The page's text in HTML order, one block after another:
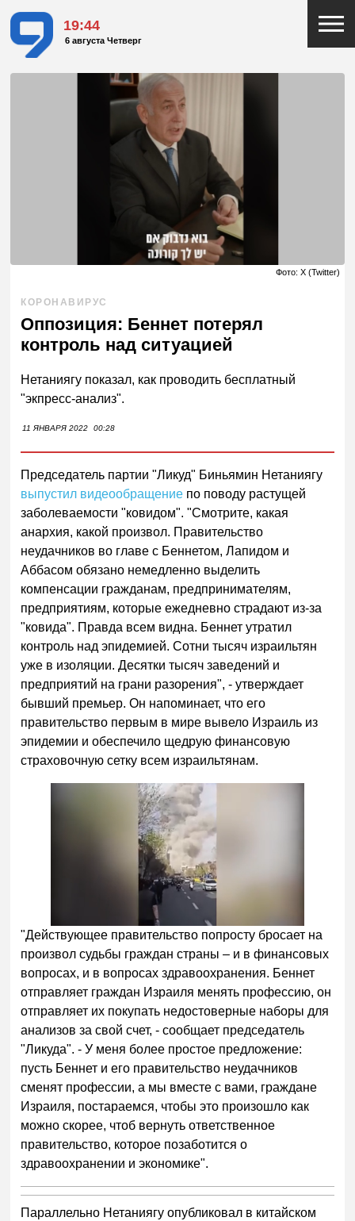
19:44
6 августа Четверг
Фото: X (Twitter)
КОРОНАВИРУС
Оппозиция: Беннет потерял
контроль над ситуацией
Нетаниягу показал, как проводить бесплатный
"экпресс-анализ".
11 ЯНВАРЯ 2022 00:28
Председатель партии "Ликуд" Биньямин Нетаниягу
выпустил видеообращение по поводу растущей
заболеваемости "ковидом". "Смотрите, какая
анархия, какой произвол. Правительство
неудачников во главе с Беннетом, Лапидом и
Аббасом обязано немедленно выделить
компенсации гражданам, предпринимателям,
предприятиям, которые ежедневно страдают из-за
"ковида". Правда всем видна. Беннет утратил
контроль над эпидемией. Сотни тысяч израильтян
уже в изоляции. Десятки тысяч заведений и
предприятий на грани разорения", - утверждает
бывший премьер. Он напоминает, что его
правительство первым в мире вывело Израиль из
эпидемии и обеспечило щедрую финансовую
страховочную сетку всем израильтянам.
"Действующее правительство попросту бросает на
произвол судьбы граждан страны – и в финансовых
вопросах, и в вопросах здравоохранения. Беннет
отправляет граждан Израиля менять профессию, он
отправляет их покупать недостоверные наборы для
анализов за свой счет, - сообщает председатель
"Ликуда". - У меня более простое предложение:
пусть Беннет и его правительство неудачников
сменят профессии, а мы вместе с вами, граждане
Израиля, постараемся, чтобы это произошло как
можно скорее, чтоб вернуть ответственное
правительство, которое позаботится о
здравоохранении и экономике".
Параллельно Нетаниягу опубликовал в китайском